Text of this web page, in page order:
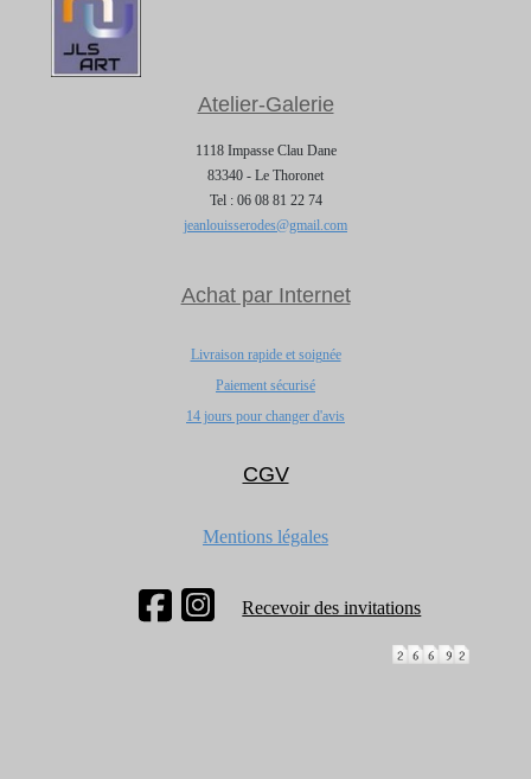
Atelier-Galerie
1118 Impasse Clau Dane
83340 - Le Thoronet
Tel : 06 08 81 22 74
jeanlouisserodes@gmail.com
Achat par Internet
Livraison rapide et soignée
Paiement sécurisé
14 jours pour changer d'avis
CGV
Mentions légales
Recevoir des invitations